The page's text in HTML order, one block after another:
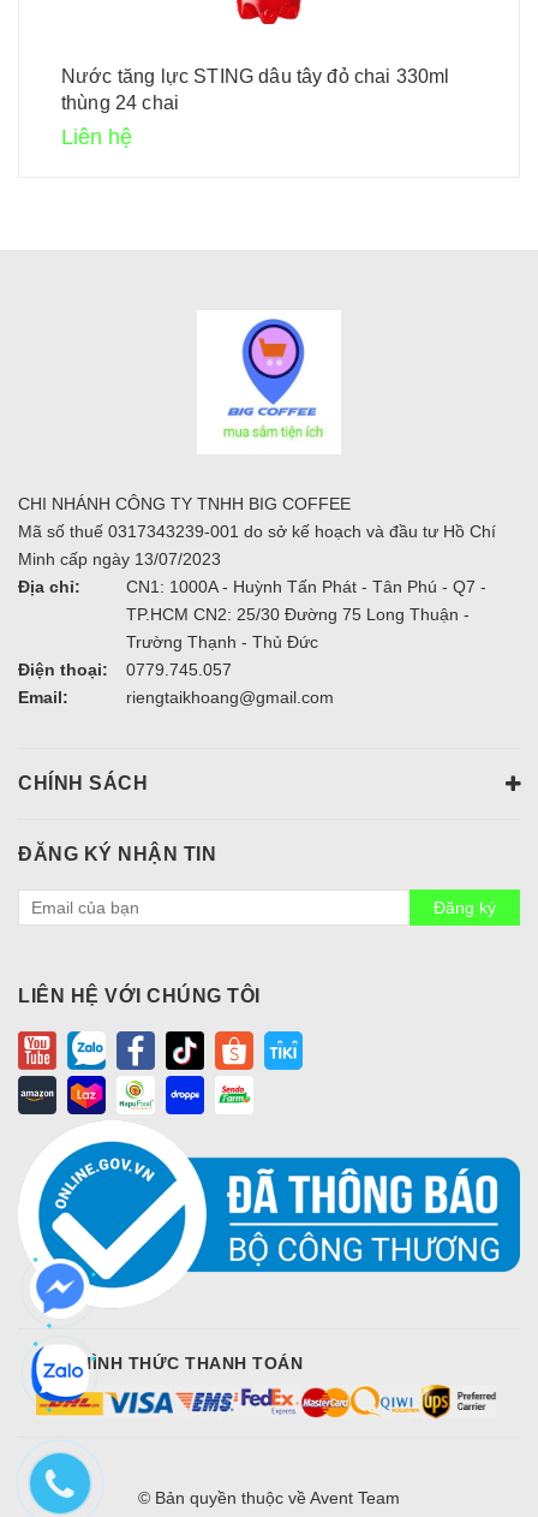
Nước tăng lực STING dâu tây đỏ chai 330ml
thùng 24 chai
Liên hệ
CHI NHÁNH CÔNG TY TNHH BIG COFFEE
Mã số thuế 0317343239-001 do sở kế hoạch và đầu tư Hồ Chí
Minh cấp ngày 13/07/2023
Địa chỉ:
CN1: 1000A - Huỳnh Tấn Phát - Tân Phú - Q7 -
TP.HCM CN2: 25/30 Đường 75 Long Thuận -
Trường Thạnh - Thủ Đức
Điện thoại:
0779.745.057
Email:
riengtaikhoang@gmail.com
CHÍNH SÁCH
ĐĂNG KÝ NHẬN TIN
Đăng ký
LIÊN HỆ VỚI CHÚNG TÔI
CÁC HÌNH THỨC THANH TOÁN
© Bản quyền thuộc về Avent Team